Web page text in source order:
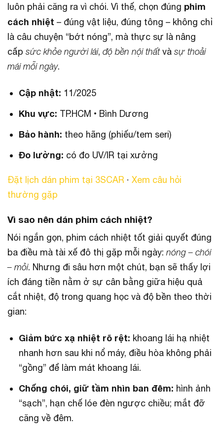
luôn phải căng ra vì chói. Vì thế, chọn đúng phim
cách nhiệt – đúng vật liệu, đúng tông – không chỉ
là câu chuyện “bớt nóng”, mà thực sự là nâng
cấp sức khỏe người lái, độ bền nội thấtvà sự thoải
mái mỗi ngày.
Cập nhật: 11/2025
Khu vực: TP.HCM • Bình Dương
Bảo hành: theo hãng (phiếu/tem seri)
Đo lường: có đo UV/IR tại xưởng
Đặt lịch dán phim tại 3SCAR · Xem câu hỏi
thường gặp
Vì sao nên dán phim cách nhiệt?
Nói ngắn gọn, phim cách nhiệt tốt giải quyết đúng
ba điều mà tài xế đô thị gặp mỗi ngày: nóng – chói
– mỏi. Nhưng đi sâu hơn một chút, bạn sẽ thấy lợi
ích đáng tiền nằm ở sự cân bằng giữa hiệu quả
cắt nhiệt, độ trong quang học và độ bền theo thời
gian:
Giảm bức xạ nhiệt rõ rệt: khoang lái hạ nhiệt
nhanh hơn sau khi nổ máy, điều hòa không phải
“gồng” để làm mát khoang lái.
Chống chói, giữ tầm nhìn ban đêm: hình ảnh
“sạch”, hạn chế lóe đèn ngược chiều; mắt đỡ
căng về đêm.